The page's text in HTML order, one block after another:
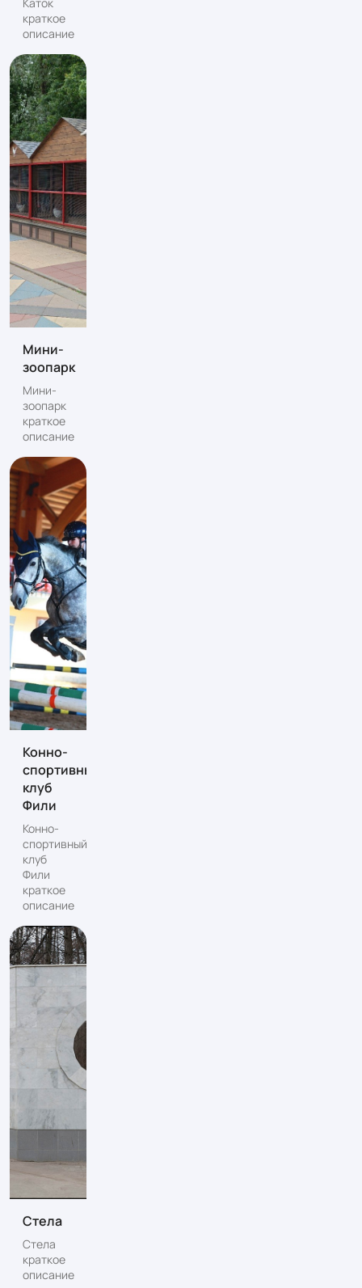
краткое
описание
Мини-
зоопарк
Мини-
зоопарк
краткое
описание
Конно-
спортивный
клуб
Фили
Конно-
спортивный
клуб
Фили
краткое
описание
Стела
Стела
краткое
описание